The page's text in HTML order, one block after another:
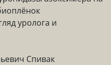
уролога и
Спивак